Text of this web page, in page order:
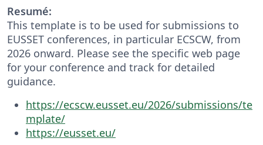
Resumé:
This template is to be used for submissions to
EUSSET conferences, in particular ECSCW, from
2026 onward. Please see the specific web page
for your conference and track for detailed
guidance.
https://ecscw.eusset.eu/2026/submissions/te
mplate/
https://eusset.eu/